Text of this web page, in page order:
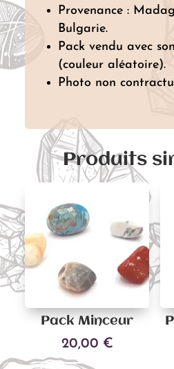
Provenance :
Bulgarie.
Pack vendu avec
(couleur aléatoire).
Photo non
Produits
Pack Minceur
20,00 €